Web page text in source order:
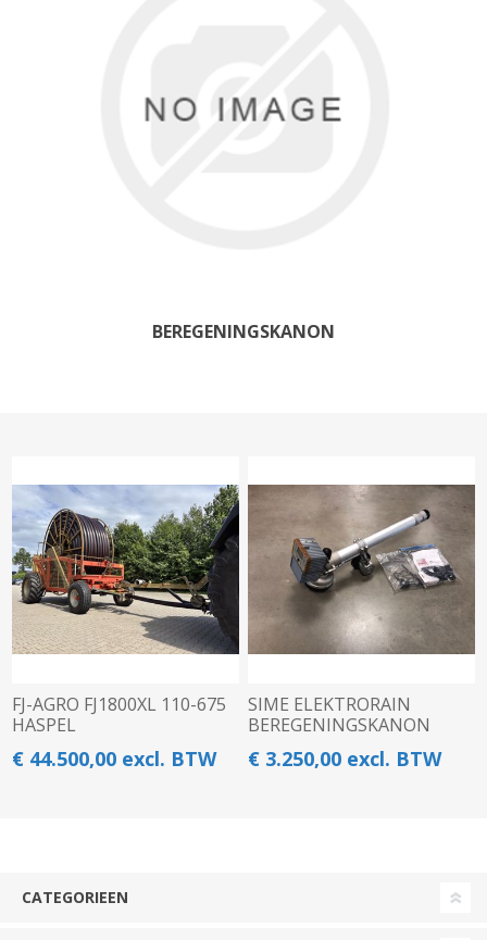
BEREGENINGSKANON
FJ-AGRO FJ1800XL 110-675
HASPEL
€ 44.500,00 excl. BTW
SIME ELEKTRORAIN
BEREGENINGSKANON
€ 3.250,00 excl. BTW
CATEGORIEEN